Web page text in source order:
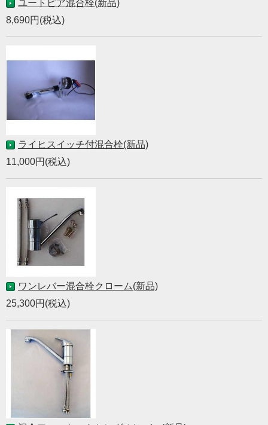
ユートピア混合栓(新品)
8,690円(税込)
ライヒスイッチ付混合栓(新品)
11,000円(税込)
ワンレバー混合栓クローム(新品)
25,300円(税込)